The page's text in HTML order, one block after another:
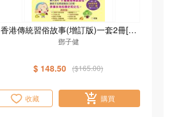
香港傳統習俗故事(增訂版)一套2冊[認
識香港系列]
鄧子健
$ 148.50 ($165.00)
收藏 購買